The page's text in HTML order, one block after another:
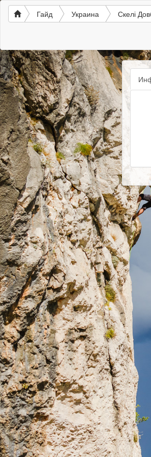
Гайд Украина Скелі